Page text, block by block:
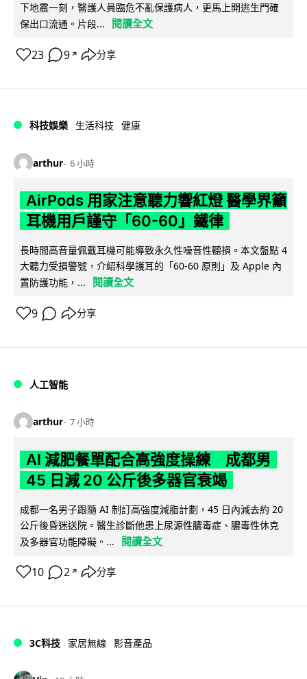
下地震一刻，醫護人員臨危不亂保護病人，更馬上開逃生門確
保出口流通。片段...
閱讀全文
23 9 ↗ 分享
科技娛樂 生活科技 健康
arthur 6 小時
AirPods 用家注意聽力響紅燈 醫學界籲
耳機用戶謹守「60-60」鐵律
長時間高音量佩戴耳機可能導致永久性噪音性聽損。本文盤點 4
大聽力受損警號，介紹科學護耳的「60-60 原則」及 Apple 內
置防護功能，...
閱讀全文
9 分享
人工智能
arthur 7 小時
AI 減肥餐單配合高強度操練 成都男
45 日減 20 公斤後多器官衰竭
成都一名男子跟隨 AI 制訂高強度減脂計劃，45 日內減去約 20
公斤後昏迷送院。醫生診斷他患上尿源性膿毒症、膿毒性休克
及多器官功能障礙。...
閱讀全文
10 2 ↗ 分享
3C科技 家居無線 影音產品